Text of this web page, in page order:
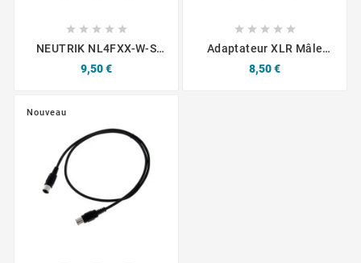
    
NEUTRIK NL4FXX-W-S
Femelle Ø12mm
Prix
9,50 €
    
Adaptateur XLR Mâle
Mono
Prix
8,50 €
Nouveau